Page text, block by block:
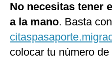
No necesitas tener
a la mano. Basta
colocar tu número